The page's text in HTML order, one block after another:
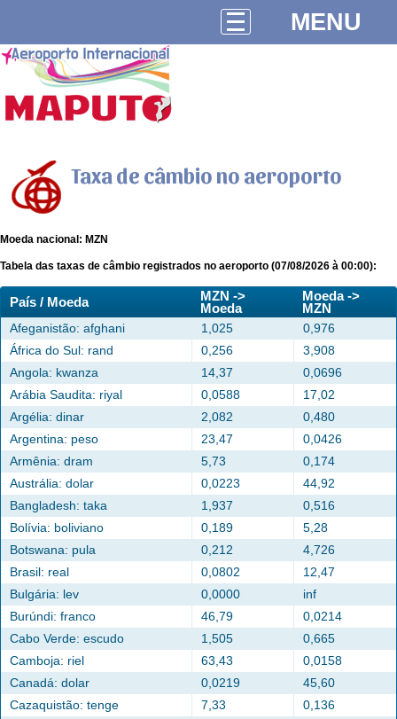
MENU
Taxa de câmbio no aeroporto
Moeda nacional: MZN
Tabela das taxas de câmbio registrados no aeroporto (07/08/2026 à 00:00):
País / Moeda
MZN ->
Moeda
Moeda ->
MZN
Afeganistão: afghani 1,025
0,976
África do Sul: rand
0,256
3,908
Angola: kwanza
14,37
0,0696
Arábia Saudita: riyal
0,0588
17,02
Argélia: dinar
2,082
0,480
Argentina: peso
23,47
0,0426
Armênia: dram
5,73
0,174
Austrália: dolar
0,0223
44,92
Bangladesh: taka
1,937
0,516
Bolívia: boliviano
0,189
5,28
Botswana: pula
0,212
4,726
Brasil: real
0,0802
12,47
Bulgária: lev
0,0000
inf
Burúndi: franco
46,79
0,0214
Cabo Verde: escudo
1,505
0,665
Camboja: riel
63,43
0,0158
Canadá: dolar
0,0219
45,60
Cazaquistão: tenge
7,33
0,136